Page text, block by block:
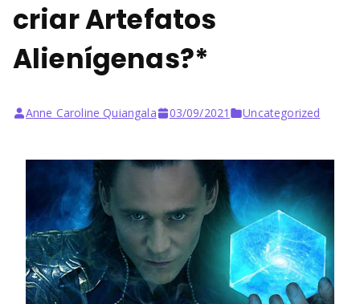
Bu
rni
ng
He
ll
criar Artefatos
Alienígenas?*
Anne Caroline Quiangala 03/09/2021 Uncategorized